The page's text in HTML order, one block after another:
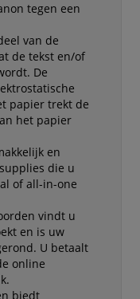
tegen een
van de
de tekst en/of
De
papier trekt de
het papier
en
die u
of all-in-one
vindt u
en is uw
U betaalt
online
biedt